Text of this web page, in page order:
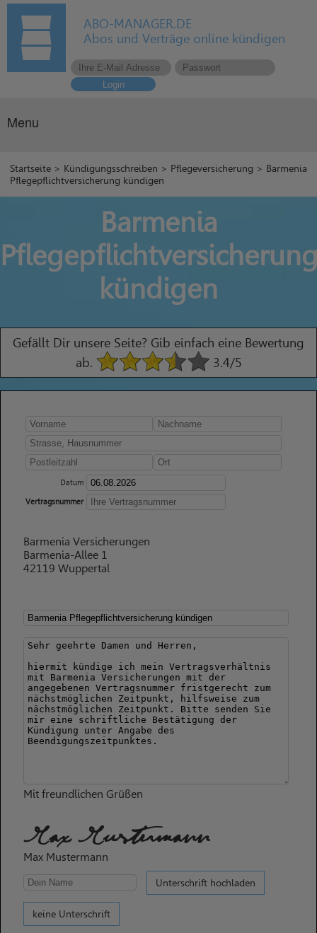
ABO-MANAGER.DE
Abos und Verträge online kündigen
Login
Menu
Startseite > Kündigungsschreiben > Pflegeversicherung > Barmenia
Pflegepflichtversicherung kündigen
Barmenia
kündigen
Gefällt Dir unsere Seite? Gib einfach eine Bewertung
ab.
3.4/5
Datum
Vertragsnummer
Barmenia Versicherungen
Barmenia-Allee 1
42119 Wuppertal
Mit freundlichen Grüßen
Max Mustermann
Max Mustermann
Unterschrift hochladen
keine Unterschrift